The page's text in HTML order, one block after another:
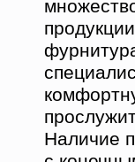
Наличие